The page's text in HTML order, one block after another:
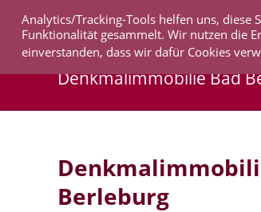
Analytics/Tracking-Tools helfen uns, diese
Funktionalität gesammelt. Wir nutzen die
einverstanden, dass wir dafür Cookies
Denkmalimmobilie Bad
Berleburg